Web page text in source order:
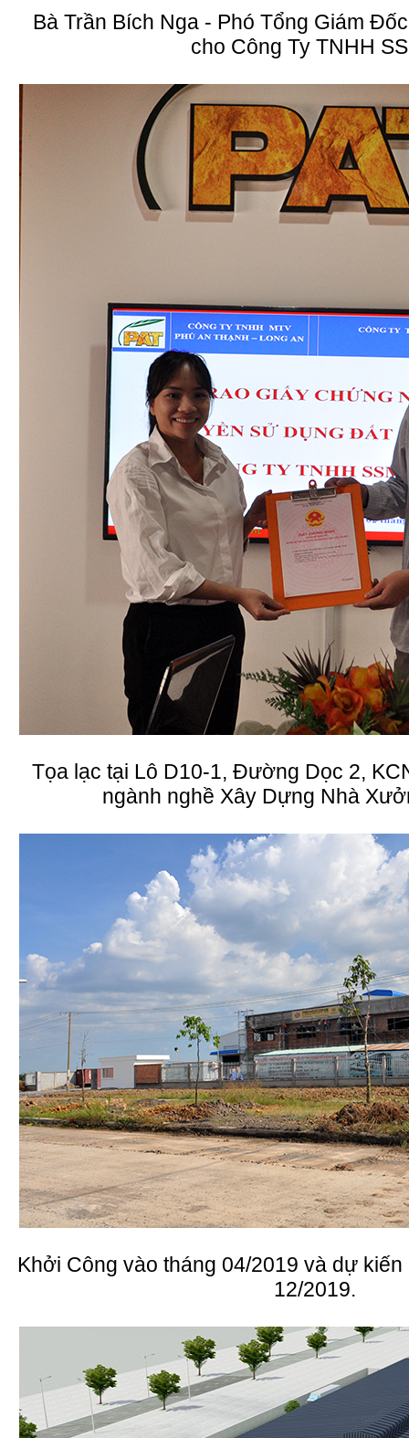
Bà Trần Bích Nga - Phó Tổng Giám
cho Công Ty TNHH
Tọa lạc tại Lô D10-1, Đường Dọc 2,
ngành nghề Xây Dựng Nhà
Khởi Công vào tháng 04/2019 và dự
12/2019.